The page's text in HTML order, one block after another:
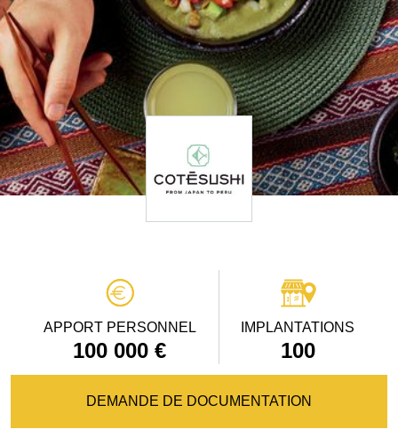
APPORT PERSONNEL
100 000 €
IMPLANTATIONS
100
DEMANDE DE DOCUMENTATION